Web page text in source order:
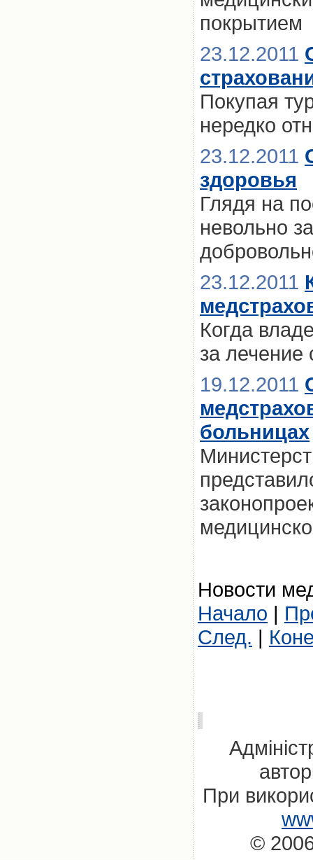
покрытием
23.12.2011
Покупая
нередко
23.12.2011
здоровья
Глядя на
невольно
23.12.2011
Когда
за лечение
19.12.2011
больницах
Новости
Начало |
След. |
При
©